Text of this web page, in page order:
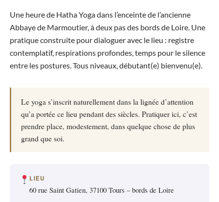
Une heure de Hatha Yoga dans l’enceinte de l’ancienne
Abbaye de Marmoutier, à deux pas des bords de Loire. Une
pratique construite pour dialoguer avec le lieu : registre
contemplatif, respirations profondes, temps pour le silence
entre les postures. Tous niveaux, débutant(e) bienvenu(e).
Le yoga s’inscrit naturellement dans la lignée d’attention
qu’a portée ce lieu pendant des siècles. Pratiquer ici, c’est
prendre place, modestement, dans quelque chose de plus
grand que soi.
LIEU
60 rue Saint Gatien, 37100 Tours – bords de Loire